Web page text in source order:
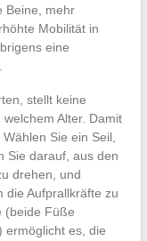
Beine, mehr
Mobilität in
eine
stellt keine
Alter. Damit
Sie ein Seil,
Sie darauf, aus den
drehen, und
die Aufprallkräfte zu
(beide Füße
ermöglicht es, die